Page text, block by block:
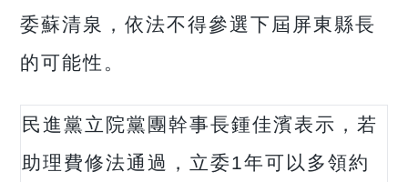
委蘇清泉，依法不得參選下屆屏東縣長
的可能性。
民進黨立院黨團幹事長鍾佳濱表示，若
助理費修法通過，立委1年可以多領約